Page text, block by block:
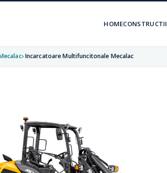
HOMECONSTRUCTII
Incarcatoare Multifuncitonale Mecalac